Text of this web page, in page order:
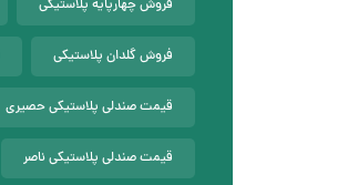
فروش چهارپایه پلاستیکی
فروش گلدان پلاستیکی
قیمت صندلی پلاستیکی حصیری
قیمت صندلی پلاستیکی ناصر